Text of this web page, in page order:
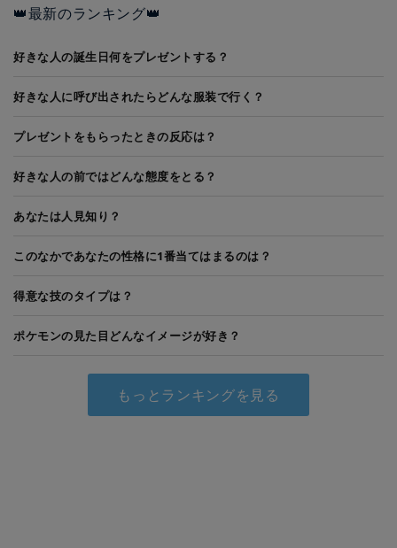
👑最新のランキング👑
好きな人の誕生日何をプレゼントする？
好きな人に呼び出されたらどんな服装で行く？
プレゼントをもらったときの反応は？
好きな人の前ではどんな態度をとる？
あなたは人見知り？
このなかであなたの性格に1番当てはまるのは？
得意な技のタイプは？
ポケモンの見た目どんなイメージが好き？
もっとランキングを見る